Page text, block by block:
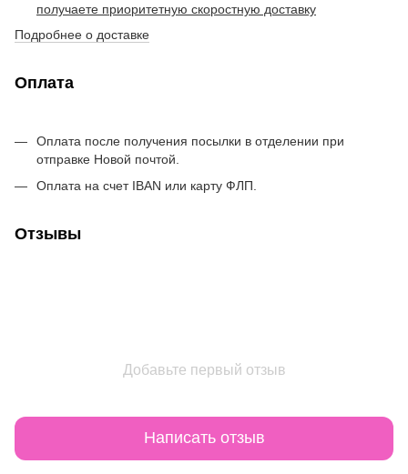
получаете приоритетную скоростную доставку
Подробнее о доставке
Оплата
Оплата после получения посылки в отделении при
отправке Новой почтой.
Оплата на счет IBAN или карту ФЛП.
Отзывы
Добавьте первый отзыв
Написать отзыв